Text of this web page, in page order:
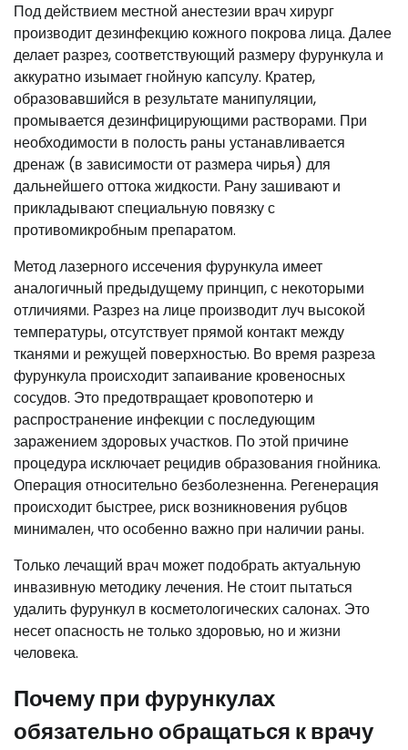
Под действием местной анестезии врач хирург
производит дезинфекцию кожного покрова лица. Далее
делает разрез, соответствующий размеру фурункула и
аккуратно изымает гнойную капсулу. Кратер,
образовавшийся в результате манипуляции,
промывается дезинфицирующими растворами. При
необходимости в полость раны устанавливается
дренаж (в зависимости от размера чирья) для
дальнейшего оттока жидкости. Рану зашивают и
прикладывают специальную повязку с
противомикробным препаратом.
Метод лазерного иссечения фурункула имеет
аналогичный предыдущему принцип, с некоторыми
отличиями. Разрез на лице производит луч высокой
температуры, отсутствует прямой контакт между
тканями и режущей поверхностью. Во время разреза
фурункула происходит запаивание кровеносных
сосудов. Это предотвращает кровопотерю и
распространение инфекции с последующим
заражением здоровых участков. По этой причине
процедура исключает рецидив образования гнойника.
Операция относительно безболезненна. Регенерация
происходит быстрее, риск возникновения рубцов
минимален, что особенно важно при наличии раны.
Только лечащий врач может подобрать актуальную
инвазивную методику лечения. Не стоит пытаться
удалить фурункул в косметологических салонах. Это
несет опасность не только здоровью, но и жизни
человека.
Почему при фурункулах
обязательно обращаться к врачу